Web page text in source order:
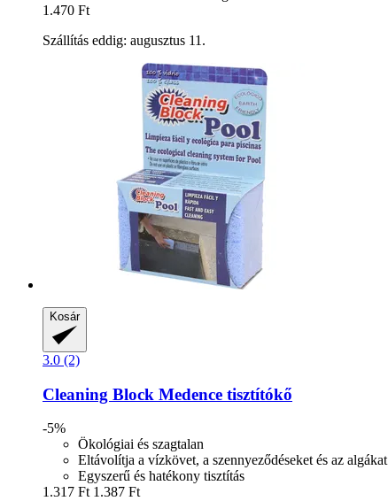
1.470 Ft
Szállítás eddig: augusztus 11.
Kosár
3.0 (2)
Cleaning Block Medence tisztítókő
-5%
Ökológiai és szagtalan
Eltávolítja a vízkövet, a szennyeződéseket és az algákat
Egyszerű és hatékony tisztítás
1.317 Ft 1.387 Ft